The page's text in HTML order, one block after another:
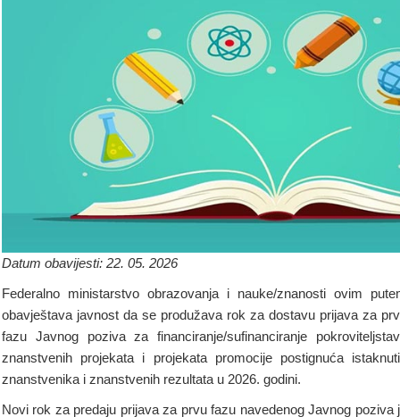
Datum obavijesti: 22. 05. 2026
Federalno ministarstvo obrazovanja i nauke/znanosti ovim
obavještava javnost da se produžava rok za dostavu prijava za
fazu Javnog poziva za financiranje/sufinanciranje
znanstvenih projekata i projekata promocije postignuća
znanstvenika i znanstvenih rezultata u 2026. godini.
Novi rok za predaju prijava za prvu fazu navedenog Javnog poziva